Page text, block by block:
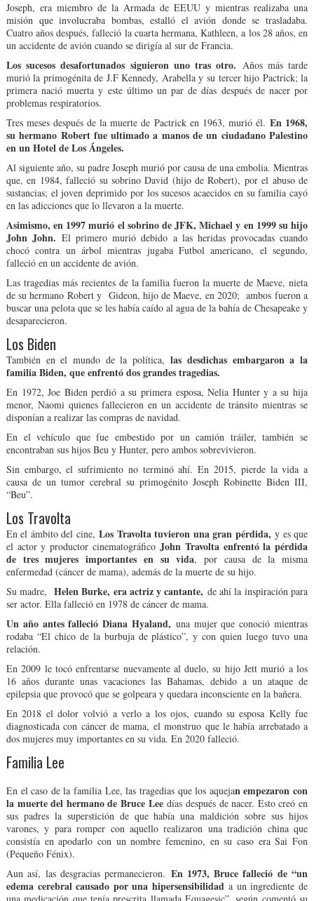
Joseph, era miembro de la Armada de EEUU y mientras realizaba una
misión que involucraba bombas, estalló el avión donde se trasladaba.
Cuatro años después, falleció la cuarta hermana, Kathleen, a los 28 años, en
un accidente de avión cuando se dirigía al sur de Francia.
Los sucesos desafortunados siguieron uno tras otro. Años más tarde
murió la primogénita de J.F Kennedy, Arabella y su tercer hijo Pactrick; la
primera nació muerta y este último un par de días después de nacer por
problemas respiratorios.
Tres meses después de la muerte de Pactrick en 1963, murió él. En 1968,
su hermano Robert fue ultimado a manos de un ciudadano Palestino
en un Hotel de Los Ángeles.
Al siguiente año, su padre Joseph murió por causa de una embolia. Mientras
que, en 1984, falleció su sobrino David (hijo de Robert), por el abuso de
sustancias; el joven deprimido por los sucesos acaecidos en su familia cayó
en las adicciones que lo llevaron a la muerte.
Asimismo, en 1997 murió el sobrino de JFK, Michael y en 1999 su hijo
John John.El primero murió debido a las heridas provocadas cuando
chocó contra un árbol mientras jugaba Futbol americano, el segundo,
falleció en un accidente de avión.
Las tragedias más recientes de la familia fueron la muerte de Maeve, nieta
de su hermano Robert y Gideon, hijo de Maeve, en 2020; ambos fueron a
buscar una pelota que se les había caído al agua de la bahía de Chesapeake y
desaparecieron.
Los Biden
También en el mundo de la política, las desdichas embargaron a la
familia Biden, que enfrentó dos grandes tragedias.
En 1972, Joe Biden perdió a su primera esposa, Nelia Hunter y a su hija
menor, Naomi quienes fallecieron en un accidente de tránsito mientras se
disponían a realizar las compras de navidad.
En el vehículo que fue embestido por un camión tráiler, también se
encontraban sus hijos Beu y Hunter, pero ambos sobrevivieron.
Sin embargo, el sufrimiento no terminó ahí. En 2015, pierde la vida a
causa de un tumor cerebral su primogénito Joseph Robinette Biden III,
“Beu”.
Los Travolta
En el ámbito del cine,Los Travolta tuvieron una gran pérdida,y es que
el actor y productor cinematográficoJohn Travolta enfrentó la pérdida
de tres mujeres importantes en su vida, por causa de la misma
enfermedad (cáncer de mama), además de la muerte de su hijo.
Su madre, Helen Burke, era actriz y cantante, de ahí la inspiración para
ser actor. Ella falleció en 1978 de cáncer de mama.
Un año antes falleció Diana Hyaland, una mujer que conoció mientras
rodaba “El chico de la burbuja de plástico”, y con quien luego tuvo una
relación.
En 2009 le tocó enfrentarse nuevamente al duelo, su hijo Jett murió a los
16 años durante unas vacaciones las Bahamas, debido a un ataque de
epilepsia que provocó que se golpeara y quedara inconsciente en la bañera.
En 2018 el dolor volvió a verlo a los ojos, cuando su esposa Kelly fue
diagnosticada con cáncer de mama, el monstruo que le había arrebatado a
dos mujeres muy importantes en su vida. En 2020 falleció.
Familia Lee
En el caso de la familia Lee, las tragedias que los aquejan empezaron con
la muerte del hermano de Bruce Leedías después de nacer. Esto creó en
sus padres la superstición de que había una maldición sobre sus hijos
varones, y para romper con aquello realizaron una tradición china que
consistía en apodarlo con un nombre femenino, en su caso era Sai Fon
(Pequeño Fénix).
Aun así, las desgracias permanecieron. En 1973, Bruce falleció de “un
edema cerebral causado por una hipersensibilidada un ingrediente de